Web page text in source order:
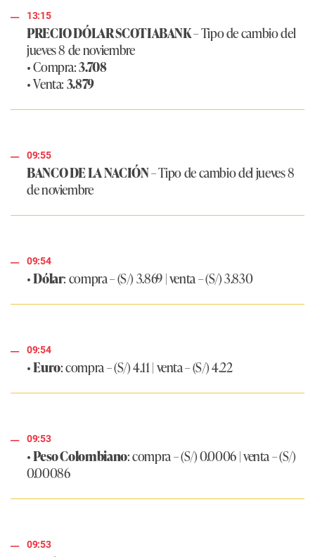
13:15
PRECIO DÓLAR SCOTIABANK– Tipo de cambio del
jueves 8 de noviembre
• Compra:3.708
• Venta:3.879
09:55
BANCO DE LA NACIÓN– Tipo de cambio del jueves 8
de noviembre
09:54
•Dólar: compra – (S/) 3.869 | venta – (S/) 3.830
09:54
•Euro: compra – (S/) 4.11 | venta – (S/) 4.22
09:53
•Peso Colombiano: compra – (S/) 0.0006 | venta – (S/)
0.00086
09:53